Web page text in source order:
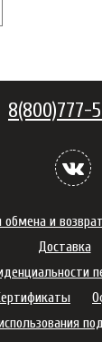
8(800)777-
обмена и
Доставка